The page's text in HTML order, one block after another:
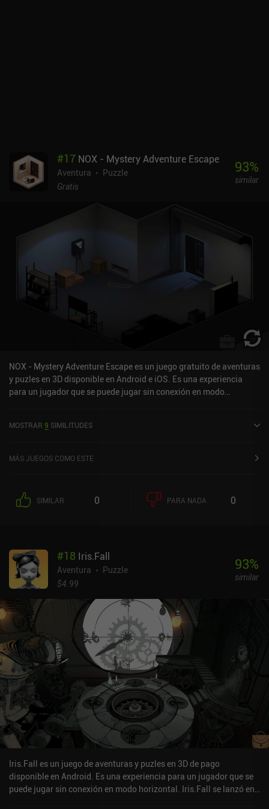
#17 NOX - Mystery Adventure Escape
Aventura
Puzzle
Gratis
93%
similar
NOX - Mystery Adventure Escape es un juego gratuito de aventuras
y puzles en 3D disponible en Android e iOS. Es una experiencia
para un jugador que se puede jugar sin conexión en modo
en Google Play y de 4,8 sobre 5,0 en la App Store de iOS.
MOSTRAR 9 SIMILITUDES
MÁS JUEGOS COMO ESTE
SIMILAR 0 PARA NADA 0
#18 Iris.Fall
Aventura
Puzzle
$4.99
93%
similar
Iris.Fall es un juego de aventuras y puzles en 3D de pago
disponible en Android. Es una experiencia para un jugador que se
puede jugar sin conexión en modo horizontal. Iris.Fall se lanzó en